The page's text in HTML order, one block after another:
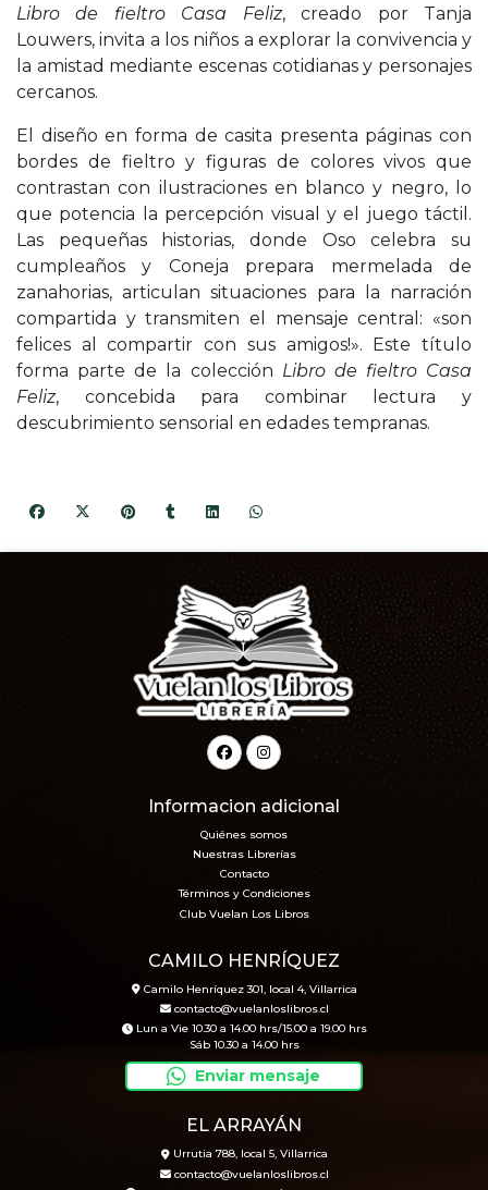
Libro de fieltro Casa Feliz, creado por Tanja
Louwers, invita a los niños a explorar la convivencia y
la amistad mediante escenas cotidianas y personajes
cercanos.
El diseño en forma de casita presenta páginas con
bordes de fieltro y figuras de colores vivos que
contrastan con ilustraciones en blanco y negro, lo
que potencia la percepción visual y el juego táctil.
Las pequeñas historias, donde Oso celebra su
cumpleaños y Coneja prepara mermelada de
zanahorias, articulan situaciones para la narración
compartida y transmiten el mensaje central: «son
felices al compartir con sus amigos!». Este título
forma parte de la colección Libro de fieltro Casa
Feliz, concebida para combinar lectura y
descubrimiento sensorial en edades tempranas.
Informacion adicional
Quiénes somos
Nuestras Librerías
Contacto
Términos y Condiciones
Club Vuelan Los Libros
CAMILO HENRÍQUEZ
Camilo Henríquez 301, local 4, Villarrica
contacto@vuelanloslibros.cl
Lun a Vie 10.30 a 14.00 hrs/15.00 a 19.00 hrs
Sáb 10.30 a 14.00 hrs
Enviar mensaje
EL ARRAYÁN
Urrutia 788, local 5, Villarrica
contacto@vuelanloslibros.cl